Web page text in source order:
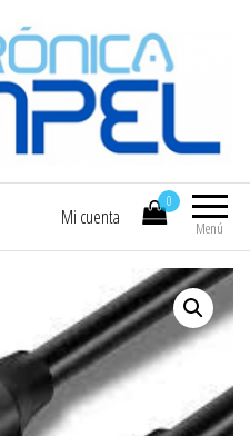
Electrónica COMPEL
Menú
0
Mi cuenta